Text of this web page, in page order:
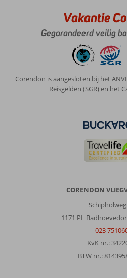
Vakantie
Gegarandeerd veilig
Corendon is aangesloten bij het
Reisgelden (SGR) en het
CORENDON
1171 PL
023
KvK nr.:
BTW nr.: